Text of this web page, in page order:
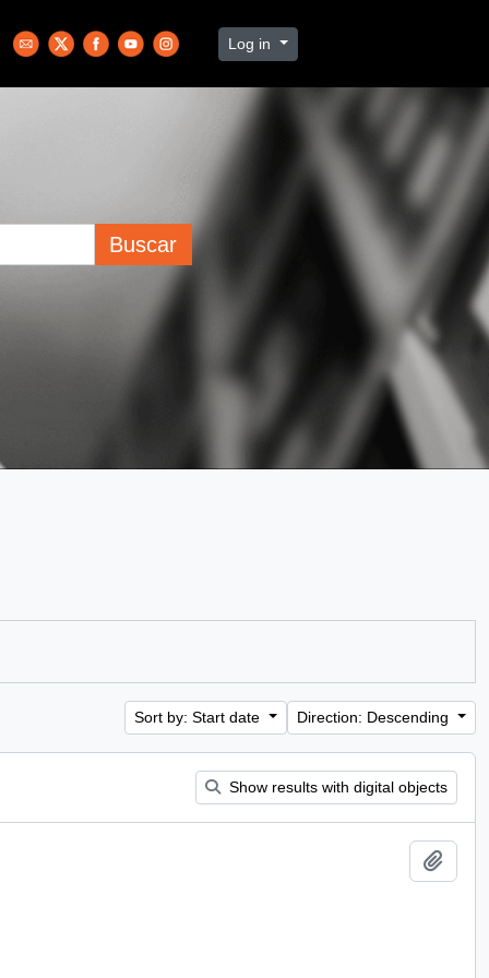
Log in
Buscar
Sort by: Start date Direction: Descending
Show results with digital objects